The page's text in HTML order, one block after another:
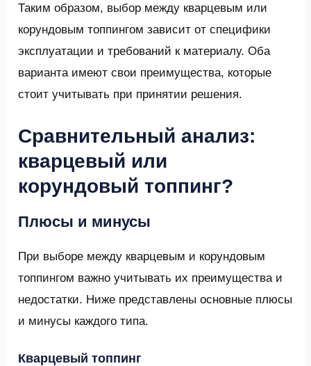
Таким образом, выбор между кварцевым или
корундовым топпингом зависит от специфики
эксплуатации и требований к материалу. Оба
варианта имеют свои преимущества, которые
стоит учитывать при принятии решения.
Сравнительный анализ:
кварцевый или
корундовый топпинг?
Плюсы и минусы
При выборе между кварцевым и корундовым
топпингом важно учитывать их преимущества и
недостатки. Ниже представлены основные плюсы
и минусы каждого типа.
Кварцевый топпинг